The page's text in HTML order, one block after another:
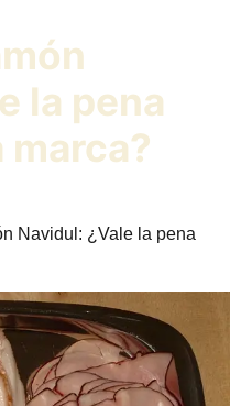
la pena
Navidul: ¿Vale la pena